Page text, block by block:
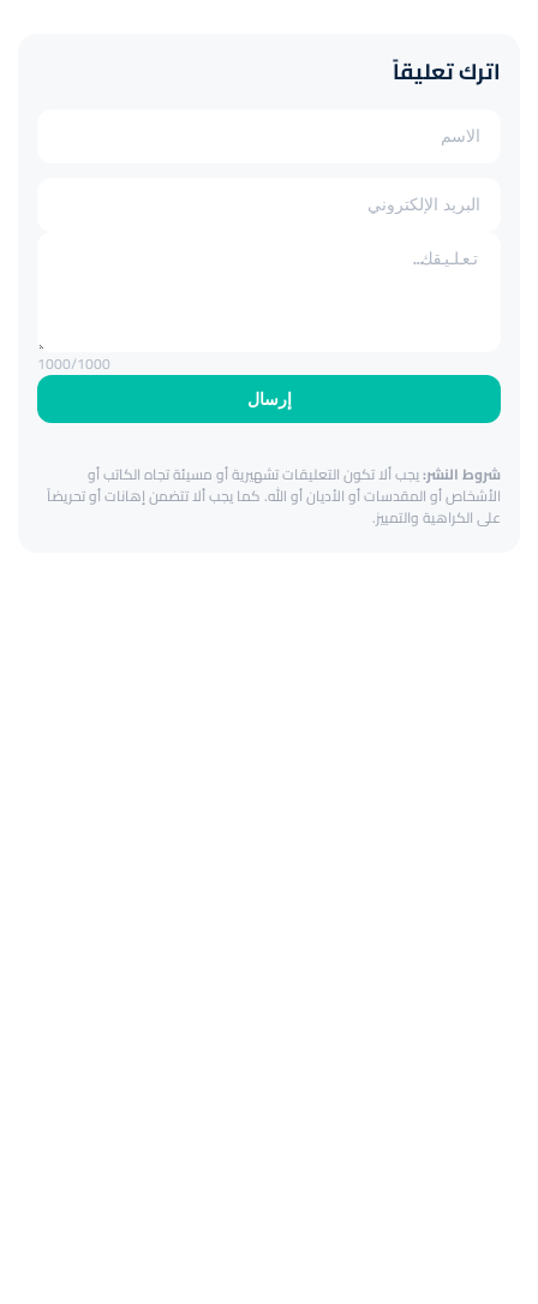
اترك تعليقاً
إرسال
1000/1000
شروط النشر:يجب ألا تكون التعليقات تشهيرية أو مسيئة تجاه الكاتب أو
الأشخاص أو المقدسات أو الأديان أو الله. كما يجب ألا تتضمن إهانات أو تحريضاً
على الكراهية والتمييز.